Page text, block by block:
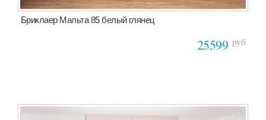
Бриклаер Мальта 85 белый глянец
25599 руб